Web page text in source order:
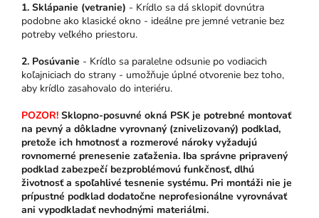
1. Sklápanie (vetranie) - Krídlo sa dá sklopiť dovnútra
podobne ako klasické okno - ideálne pre jemné vetranie bez
potreby veľkého priestoru.
2. Posúvanie - Krídlo sa paralelne odsunie po vodiacich
koľajniciach do strany - umožňuje úplné otvorenie bez toho,
aby krídlo zasahovalo do interiéru.
POZOR! Sklopno-posuvné okná PSK je potrebné montovať
na pevný a dôkladne vyrovnaný (znivelizovaný) podklad,
pretože ich hmotnosť a rozmerové nároky vyžadujú
rovnomerné prenesenie zaťaženia. Iba správne pripravený
podklad zabezpečí bezproblémovú funkčnosť, dlhú
životnosť a spoľahlivé tesnenie systému. Pri montáži nie je
prípustné podklad dodatočne neprofesionálne vyrovnávať
ani vypodkladať nevhodnými materiálmi.